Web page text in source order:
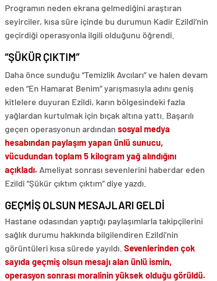
Programın neden ekrana gelmediğini araştıran
seyirciler, kısa süre içinde bu durumun Kadir Ezildi’nin
geçirdiği operasyonla ilgili olduğunu öğrendi.
“ŞÜKÜR ÇIKTIM”
Daha önce sunduğu “Temizlik Avcıları” ve halen devam
eden “En Hamarat Benim” yarışmasıyla adını geniş
kitlelere duyuran Ezildi, karın bölgesindeki fazla
yağlardan kurtulmak için bıçak altına yattı. Başarılı
geçen operasyonun ardından sosyal medya
hesabından paylaşım yapan ünlü sunucu,
vücudundan toplam 5 kilogram yağ alındığını
açıkladı. Ameliyat sonrası sevenlerini haberdar eden
Ezildi “Şükür çıktım çıktım” diye yazdı.
GEÇMİŞ OLSUN MESAJLARI GELDİ
Hastane odasından yaptığı paylaşımlarla takipçilerini
sağlık durumu hakkında bilgilendiren Ezildi’nin
görüntüleri kısa sürede yayıldı. Sevenlerinden çok
sayıda geçmiş olsun mesajı alan ünlü ismin,
operasyon sonrası moralinin yüksek olduğu görüldü.